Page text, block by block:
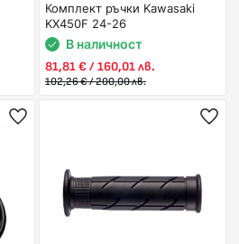
Комплект ръчки Kawasaki
KX450F 24-26
В наличност
81,81 € / 160,01 лв.
102,26 € / 200,00 лв.